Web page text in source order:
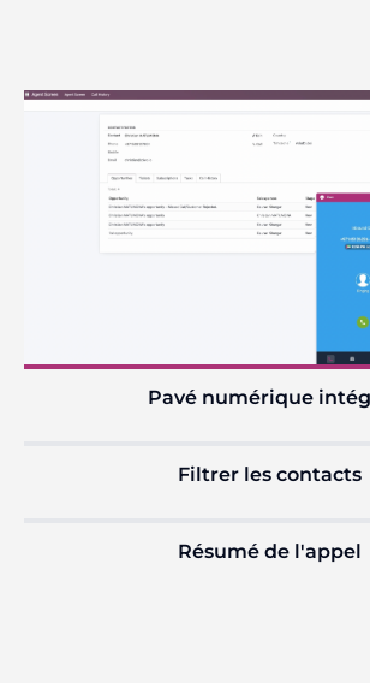
Pavé numérique
Filtrer les contacts
Résumé de l'appel